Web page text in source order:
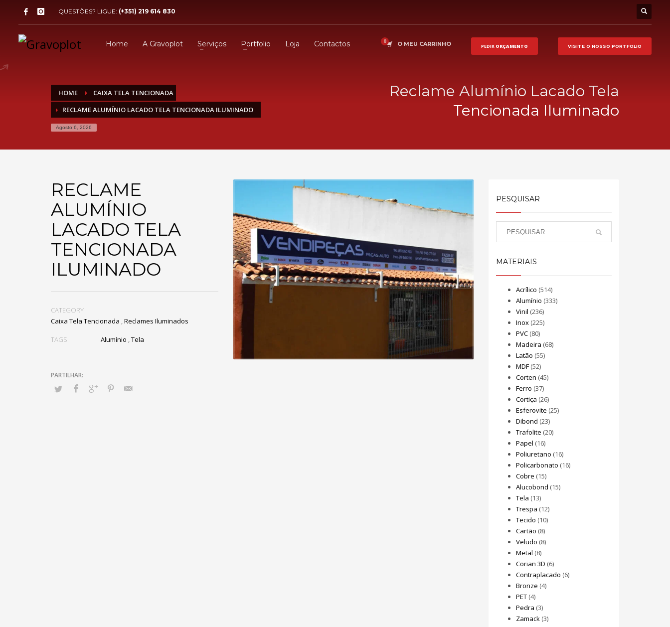
QUESTÕES? LIGUE: (+351) 219 614 830
Home A Gravoplot Serviços Portfolio Loja Contactos O MEU CARRINHO PEDIR ORÇAMENTO VISITE O NOSSO PORTFOLIO
HOME
CAIXA TELA TENCIONADA
RECLAME ALUMÍNIO LACADO TELA TENCIONADA ILUMINADO
Agosto 6, 2026
Reclame Alumínio Lacado Tela
Tencionada Iluminado
RECLAME
ALUMÍNIO
LACADO TELA
TENCIONADA
ILUMINADO
CATEGORY
Caixa Tela Tencionada ,Reclames Iluminados
TAGS Alumínio ,Tela
PESQUISAR
MATERIAIS
Acrílico (514)
Alumínio (333)
Vinil (236)
Inox(225)
PVC(80)
Madeira (68)
Latão (55)
MDF(52)
Corten (45)
Ferro (37)
Cortiça (26)
Esferovite (25)
Dibond (23)
Trafolite (20)
Papel (16)
Poliuretano (16)
Policarbonato (16)
Cobre (15)
Alucobond (15)
Tela (13)
Trespa (12)
Tecido (10)
Cartão (8)
Veludo (8)
Metal (8)
Corian 3D (6)
Contraplacado (6)
Bronze (4)
PET(4)
Pedra (3)
Zamack(3)